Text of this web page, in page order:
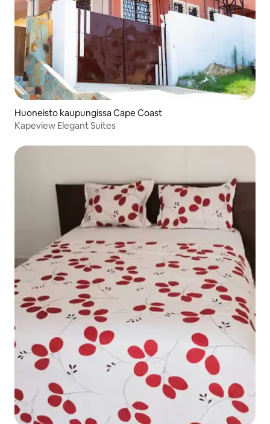
Huoneisto kaupungissa Cape Coast
Kapeview Elegant Suites